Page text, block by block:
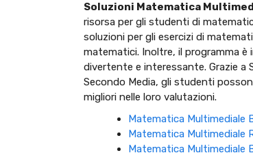
Soluzioni Matematica
risorsa per gli studenti di
soluzioni per gli esercizi di
matematici. Inoltre, il programma
divertente e interessante. Grazie a
Secondo Media, gli studenti
migliori nelle loro valutazioni.
Matematica Multimediale
Matematica Multimediale
Matematica Multimediale